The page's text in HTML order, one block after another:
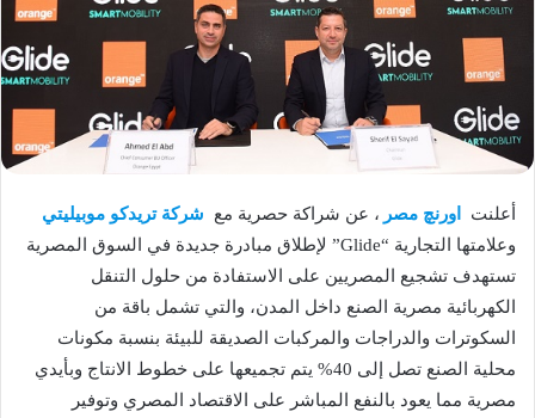
أعلنت اورنچ مصر ، عن شراكة حصرية مع
شركة تريدكو موبيليتي
وعلامتها التجارية “Glide” لإطلاق مبادرة جديدة في السوق المصرية
تستهدف تشجيع المصريين على الاستفادة من حلول التنقل
الكهربائية مصرية الصنع داخل المدن، والتي تشمل باقة من
السكوترات والدراجات والمركبات الصديقة للبيئة بنسبة مكونات
محلية الصنع تصل إلى 40% يتم تجميعها على خطوط الانتاج وبأيدي
مصرية مما يعود بالنفع المباشر على الاقتصاد المصري وتوفير